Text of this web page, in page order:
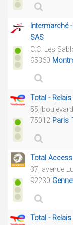
Intermarché
SAS
C.C. Les
95360
Total -
55,
75012 Paris
Total
37, avenue
92230
Total - Relais